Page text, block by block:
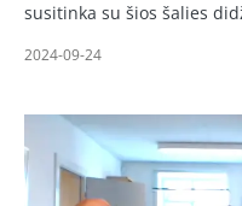
susitinka su šios šalies
2024-09-24